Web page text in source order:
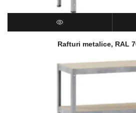
Rafturi metalice, RAL